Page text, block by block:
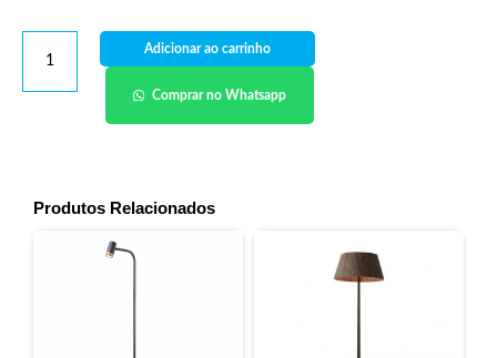
Adicionar ao carrinho
Comprar no Whatsapp
Produtos Relacionados